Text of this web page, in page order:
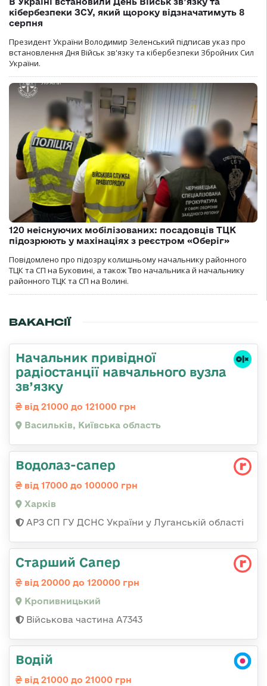
кібербезпеки ЗСУ, який щороку відзначатимуть 8
серпня
Президент України Володимир Зеленський підписав указ про
встановлення Дня Військ зв'язку та кібербезпеки Збройних Сил
України.
120 неіснуючих мобілізованих: посадовців ТЦК
підозрюють у махінаціях з реєстром «Оберіг»
Повідомлено про підозру колишньому начальнику районного
ТЦК та СП на Буковині, а також Тво начальника й начальнику
районного ТЦК та СП на Волині.
ВАКАНСІЇ
Начальник привідної
радіостанції навчального вузла
зв’язку
від 21000 до 121000 грн
Васильків, Київська область
Водолаз-сапер
від 17000 до 100000 грн
Харків
АРЗ СП ГУ ДСНС України у Луганській області
Старший Сапер
від 20000 до 120000 грн
Кропивницький
Військова частина А7343
Водій
від 21000 до 21000 грн